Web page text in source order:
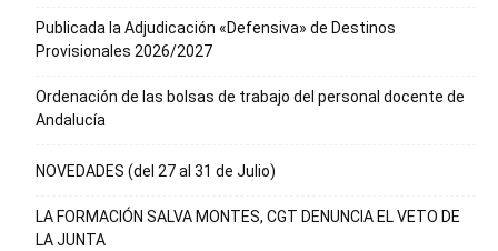
Publicada la Adjudicación «Defensiva» de Destinos
Provisionales 2026/2027
Ordenación de las bolsas de trabajo del personal docente de
Andalucía
NOVEDADES (del 27 al 31 de Julio)
LA FORMACIÓN SALVA MONTES, CGT DENUNCIA EL VETO DE
LA JUNTA